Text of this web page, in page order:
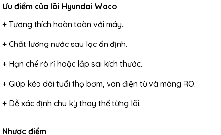
Ưu điểm của lõi Hyundai Waco
+ Tương thích hoàn toàn với máy.
+ Chất lượng nước sau lọc ổn định.
+ Hạn chế rò rỉ hoặc lắp sai kích thước.
+ Giúp kéo dài tuổi thọ bơm, van điện từ và màng RO.
+ Dễ xác định chu kỳ thay thế từng lõi.
Nhược điểm